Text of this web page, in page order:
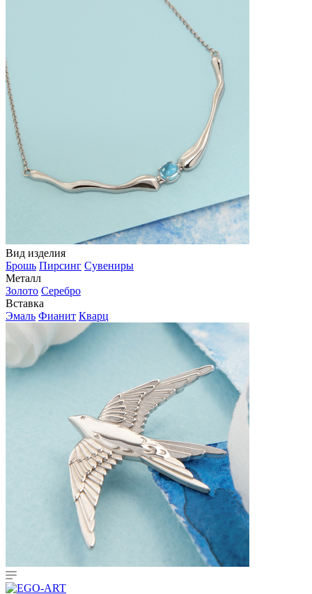
Вид изделия
Брошь Пирсинг Сувениры
Металл
Золото Серебро
Вставка
Эмаль Фианит Кварц